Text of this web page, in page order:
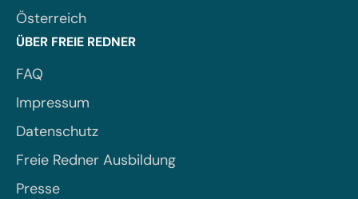
Österreich
ÜBER FREIE REDNER
FAQ
Impressum
Datenschutz
Freie Redner Ausbildung
Presse